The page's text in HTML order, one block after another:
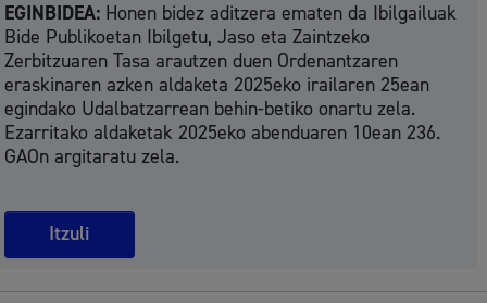
EGINBIDEA: Honen bidez aditzera ematen da Ibilgailuak
Bide Publikoetan Ibilgetu, Jaso eta Zaintzeko
Zerbitzuaren Tasa arautzen duen Ordenantzaren
eraskinaren azken aldaketa 2025eko irailaren 25ean
egindako Udalbatzarrean behin-betiko onartu zela.
Ezarritako aldaketak 2025eko abenduaren 10ean 236.
GAOn argitaratu zela.
Itzuli